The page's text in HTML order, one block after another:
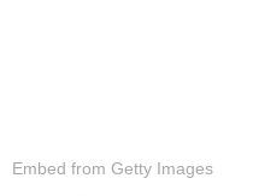
Embed from Getty Images